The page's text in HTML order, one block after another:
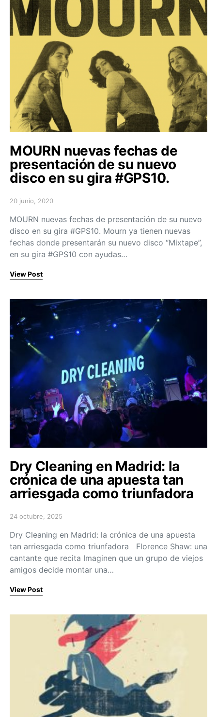
MOURN nuevas fechas de
presentación de su nuevo
disco en su gira #GPS10.
Posted on
20 junio, 2020
MOURN nuevas fechas de presentación de su nuevo
disco en su gira #GPS10. Mourn ya tienen nuevas
fechas donde presentarán su nuevo disco “Mixtape”,
en su gira #GPS10 con ayudas…
View Post
Dry Cleaning en Madrid: la
crónica de una apuesta tan
arriesgada como triunfadora
Posted on
24 octubre, 2025
Dry Cleaning en Madrid: la crónica de una apuesta
tan arriesgada como triunfadora Florence Shaw: una
cantante que recita Imaginen que un grupo de viejos
amigos decide montar una…
View Post